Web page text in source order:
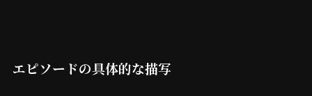
エピソードの具体的な描写